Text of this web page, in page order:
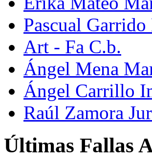
Pascual Garrido
Art - Fa C.b.
Ángel Mena
Ángel Carrillo
Raúl Zamora
Últimas Fallas